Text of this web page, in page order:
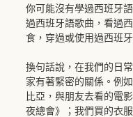
你可能沒有學過西班牙
過西班牙語歌曲，看過
食，穿過或使用過西班
換句話說，在我們的日
家有著緊密的關係。例
比亞，與朋友去看的電
夜總會》；我們買的衣